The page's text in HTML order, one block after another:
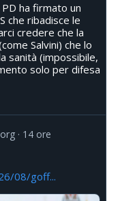
PD ha firmato un
che ribadisce le
credere che la
Salvini) che lo
sanità (impossibile,
solo per difesa
14 ore
08/goff...